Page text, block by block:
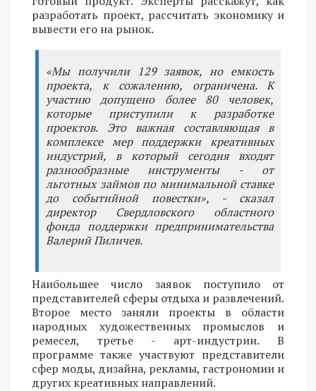
разработать проект, рассчитать экономику и
вывести его на рынок.
«Мы получили 129 заявок, но емкость
проекта, к сожалению, ограничена. К
участию допущено более 80 человек,
которые приступили к разработке
проектов. Это важная составляющая в
комплексе мер поддержки креативных
индустрий, в который сегодня входят
разнообразные инструменты - от
льготных займов по минимальной ставке
до событийной повестки», - сказал
директор Свердловского областного
фонда поддержки предпринимательства
Валерий Пиличев.
Наибольшее число заявок поступило от
представителей сферы отдыха и развлечений.
Второе место заняли проекты в области
народных художественных промыслов и
ремесел, третье - арт-индустрии. В
программе также участвуют представители
сфер моды, дизайна, рекламы, гастрономии и
других креативных направлений.